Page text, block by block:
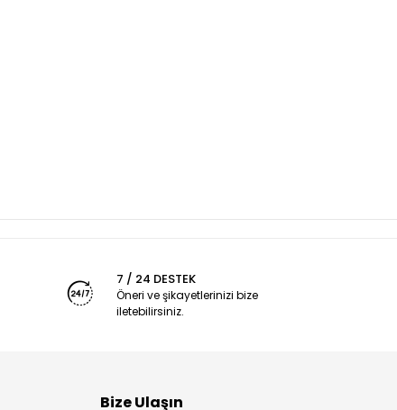
7 / 24 DESTEK
Öneri ve şikayetlerinizi bize
iletebilirsiniz.
Bize Ulaşın